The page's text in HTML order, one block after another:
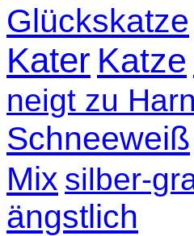
Glückskatze
Kater Katze
neigt zu
Schneeweiß
Mix silber-
ängstlich